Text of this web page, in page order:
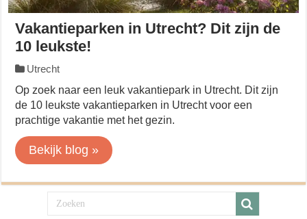
Vakantieparken in Utrecht? Dit zijn de
10 leukste!
Utrecht
Op zoek naar een leuk vakantiepark in Utrecht. Dit zijn
de 10 leukste vakantieparken in Utrecht voor een
prachtige vakantie met het gezin.
Bekijk blog »